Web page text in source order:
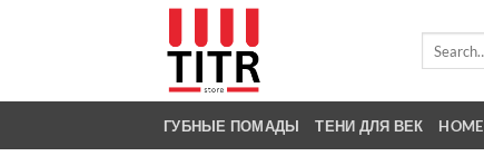
ГУБНЫЕ ПОМАДЫ ТЕНИ ДЛЯ ВЕК HOME